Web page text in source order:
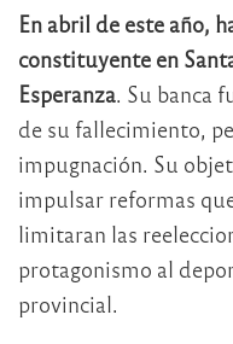
En abril de este año,
constituyente en
Esperanza. Su banca
de su fallecimiento,
impugnación. Su
impulsar reformas
limitaran las
protagonismo al
provincial.